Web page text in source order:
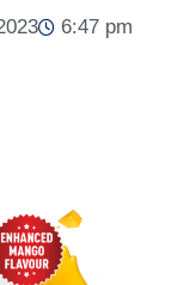
6:47 pm